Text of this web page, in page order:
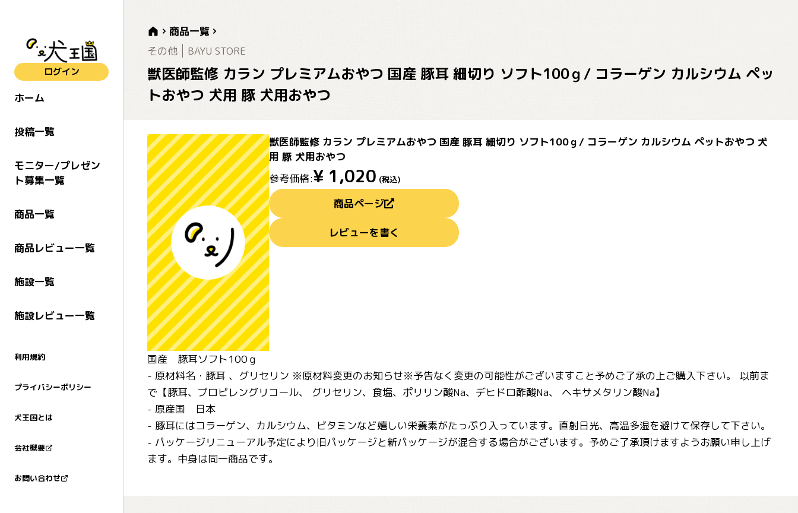
ログイン
ホーム
投稿一覧
モニター/プレゼン
ト募集一覧
商品一覧
商品レビュー一覧
施設一覧
施設レビュー一覧
利用規約
プライバシーポリシー
犬王国とは
会社概要
お問い合わせ
商品一覧
その他
BAYU STORE
獣医師監修 カラン プレミアムおやつ 国産 豚耳 細切り ソフト100ｇ/ コラーゲン カルシウム ペッ
トおやつ 犬用 豚 犬用おやつ
獣医師監修 カラン プレミアムおやつ 国産 豚耳 細切り ソフト100ｇ/ コラーゲン カルシウム ペットおやつ 犬
用 豚 犬用おやつ
参考価格:¥ 1,020 (税込)
商品ページ
レビューを書く
国産 豚耳ソフト100ｇ
- 原材料名・豚耳 、グリセリン ※原材料変更のお知らせ※予告なく変更の可能性がございますこと予めご了承の上ご購入下さい。 以前ま
で【豚耳、プロピレングリコール、 グリセリン、食塩、ポリリン酸Na、デヒドロ酢酸Na、 ヘキサメタリン酸Na】
- 原産国 日本
- 豚耳にはコラーゲン、カルシウム、ビタミンなど嬉しい栄養素がたっぷり入っています。直射日光、高温多湿を避けて保存して下さい。
- パッケージリニューアル予定により旧パッケージと新パッケージが混合する場合がございます。予めご了承頂けますようお願い申し上げ
ます。中身は同一商品です。